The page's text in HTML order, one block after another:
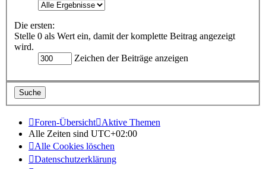
Die ersten:
Stelle 0 als Wert ein, damit der komplette Beitrag angezeigt
wird.
Zeichen der Beiträge anzeigen
Foren-Übersicht
Aktive Themen
Alle Zeiten sind UTC+02:00
Alle Cookies löschen
Datenschutzerklärung